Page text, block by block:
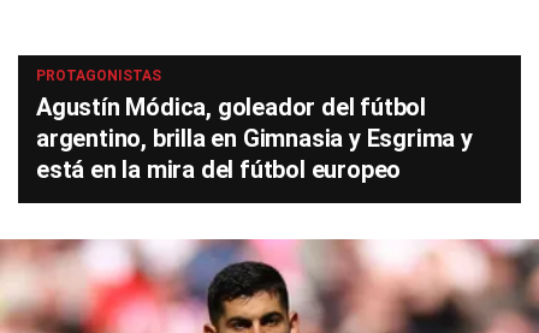
PROTAGONISTAS
Agustín Módica, goleador del fútbol
argentino, brilla en Gimnasia y Esgrima y
está en la mira del fútbol europeo